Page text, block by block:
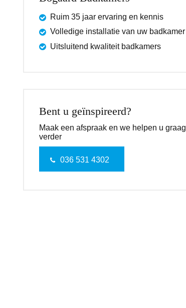
Ruim 35 jaar ervaring en kennis
Volledige installatie van uw badkamer
Uitsluitend kwaliteit badkamers
Bent u geïnspireerd?
Maak een afspraak en we helpen u graag
verder
036 531 4302